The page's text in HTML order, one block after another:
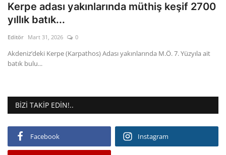
Çevre
Gizlilik Politikası
Reklam ve İşbirliği
Turizm
Siyaset
Kerpe adası yakınlarında müthiş keşif 2700
yıllık batık...
Editör Mart 31, 2026 0
Akdeniz’deki Kerpe (Karpathos) Adası yakınlarında M.Ö. 7. Yüzyıla ait
batık bulu...
BIZI TAKIP EDIN!..
Facebook Instagram